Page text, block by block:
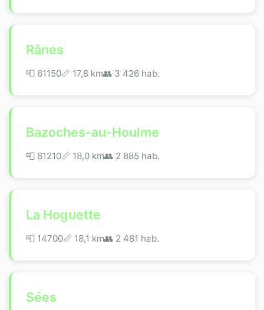
Rânes
📮 61150📏 17,8 km👥 3 426 hab.
Bazoches-au-Houlme
📮 61210📏 18,0 km👥 2 885 hab.
La Hoguette
📮 14700📏 18,1 km👥 2 481 hab.
Sées